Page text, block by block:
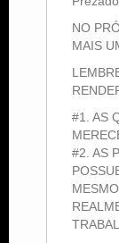
NO
MAIS
#1. AS
#2. AS